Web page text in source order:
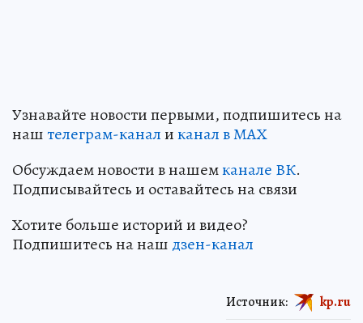
Узнавайте новости первыми, подпишитесь на
наштелеграм-каналиканал в МАХ
Обсуждаем новости в нашемканале ВК.
Подписывайтесь и оставайтесь на связи
Хотите больше историй и видео?
Подпишитесь на наш дзен-канал
Источник: kp.ru